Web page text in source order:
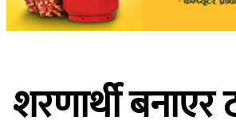
शरणार्थी